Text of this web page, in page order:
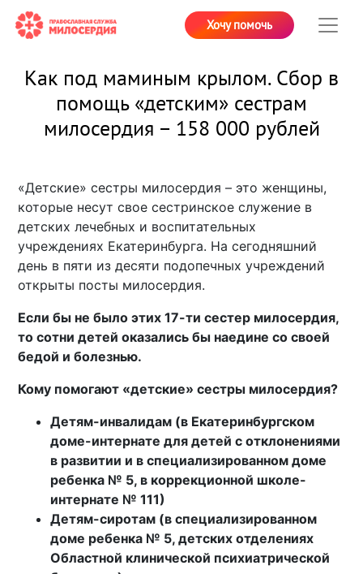
Хочу помочь
Как под маминым крылом. Сбор в
помощь «детским» сестрам
милосердия – 158 000 рублей
«Детские» сестры милосердия – это женщины,
которые несут свое сестринское служение в
детских лечебных и воспитательных
учреждениях Екатеринбурга. На сегодняшний
день в пяти из десяти подопечных учреждений
открыты посты милосердия.
Если бы не было этих 17-ти сестер милосердия,
то сотни детей оказались бы наедине со своей
бедой и болезнью.
Кому помогают «детские» сестры милосердия?
Детям-инвалидам (в Екатеринбургском
доме-интернате для детей с отклонениями
в развитии и в специализированном доме
ребенка № 5, в коррекционной школе-
интернате № 111)
Детям-сиротам (в специализированном
доме ребенка № 5, детских отделениях
Областной клинической психиатрической